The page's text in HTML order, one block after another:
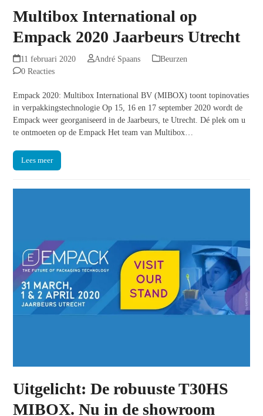
Multibox International op
Empack 2020 Jaarbeurs Utrecht
11 februari 2020 André Spaans
Beurzen
0 Reacties
Empack 2020: Multibox International BV (MIBOX) toont topinovaties
in verpakkingstechnologie Op 15, 16 en 17 september 2020 wordt de
Empack weer georganiseerd in de Jaarbeurs, te Utrecht. Dé plek om u
te ontmoeten op de Empack Het team van Multibox…
Lees meer
Uitgelicht: De robuuste T30HS
MIBOX. Nu in de showroom